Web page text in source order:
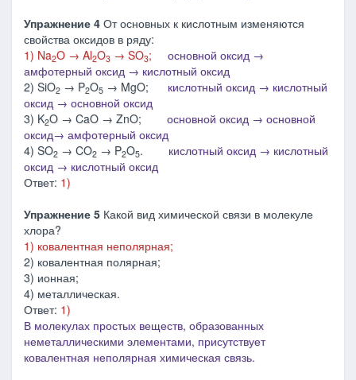
Упражнение 4 От основных к кислотным изменяются
свойства оксидов в ряду:
1) Na2O → Al2O3 → SO3; основной оксид →
амфотерный оксид → кислотный оксид
2) SiO2 → P2O5 → MgO; кислотный оксид → кислотный
оксид → основной оксид
3) K2O → CaO → ZnO; основной оксид → основной
оксид→ амфотерный оксид
4) SO2 → CO2 → P2O5. кислотный оксид → кислотный
оксид → кислотный оксид
Ответ: 1)
Упражнение 5 Какой вид химической связи в молекуле
хлора?
1) ковалентная неполярная;
2) ковалентная полярная;
3) ионная;
4) металлическая.
Ответ: 1)
В молекулах простых веществ, образованных
неметаллическими элементами, присутствует
ковалентная неполярная химическая связь.